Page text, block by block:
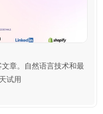
章。自然语言技术和最
试用